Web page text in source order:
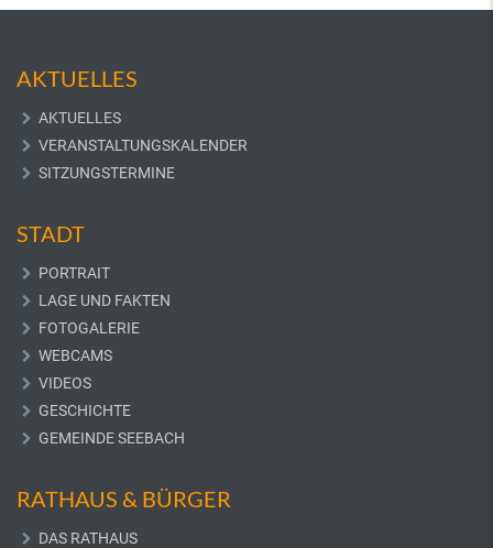
AKTUELLES
AKTUELLES
VERANSTALTUNGSKALENDER
SITZUNGSTERMINE
STADT
PORTRAIT
LAGE UND FAKTEN
FOTOGALERIE
WEBCAMS
VIDEOS
GESCHICHTE
GEMEINDE SEEBACH
RATHAUS & BÜRGER
DAS RATHAUS